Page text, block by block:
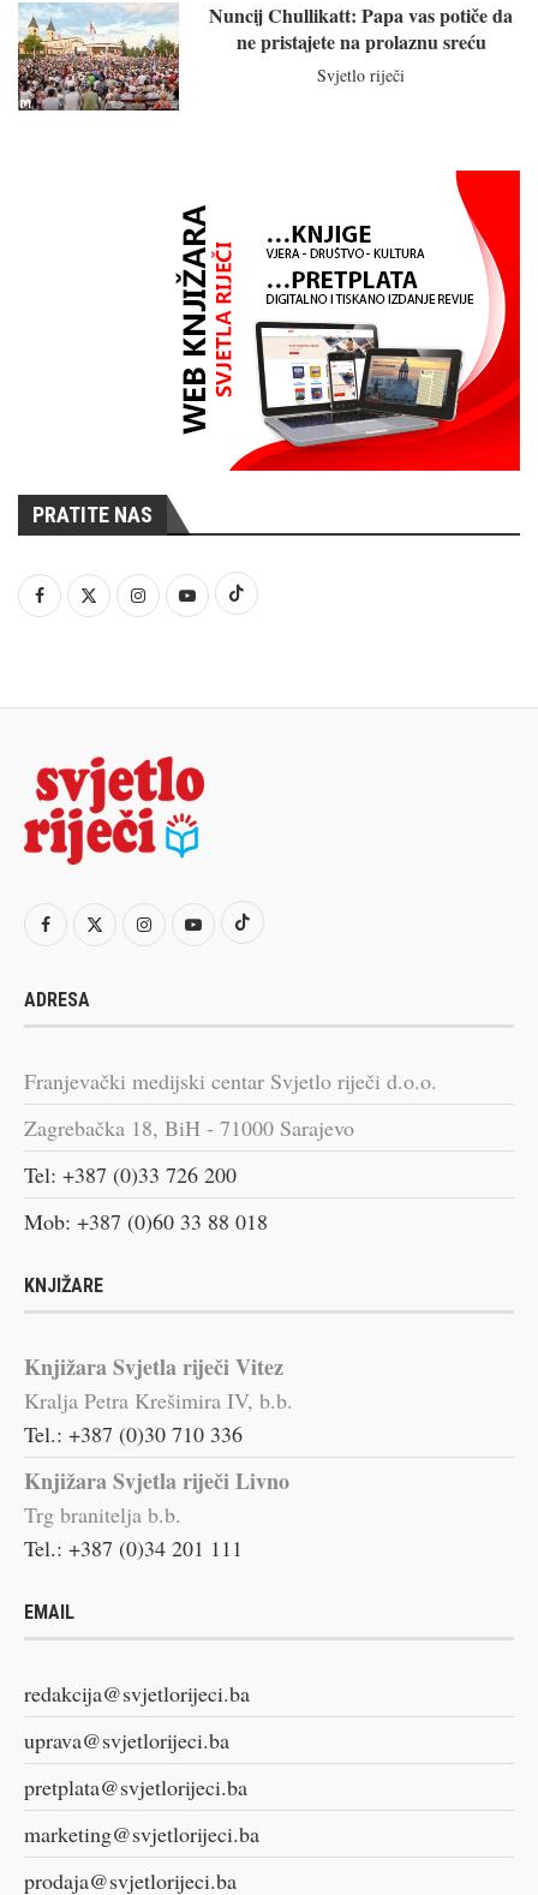
Nuncij Chullikatt: Papa vas potiče da
ne pristajete na prolaznu sreću
Svjetlo riječi
PRATITE NAS
ADRESA
Franjevački medijski centar Svjetlo riječi d.o.o.
Zagrebačka 18, BiH - 71000 Sarajevo
Tel: +387 (0)33 726 200
Mob: +387 (0)60 33 88 018
KNJIŽARE
Knjižara Svjetla riječi Vitez
Kralja Petra Krešimira IV, b.b.
Tel.: +387 (0)30 710 336
Knjižara Svjetla riječi Livno
Trg branitelja b.b.
Tel.: +387 (0)34 201 111
EMAIL
redakcija@svjetlorijeci.ba
uprava@svjetlorijeci.ba
pretplata@svjetlorijeci.ba
marketing@svjetlorijeci.ba
prodaja@svjetlorijeci.ba